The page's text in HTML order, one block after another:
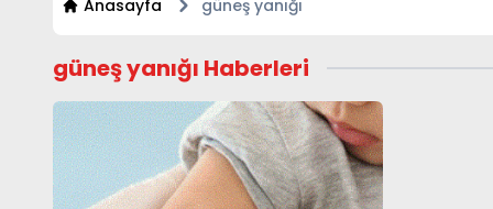
Anasayfa güneş yanığı
güneş yanığı Haberleri